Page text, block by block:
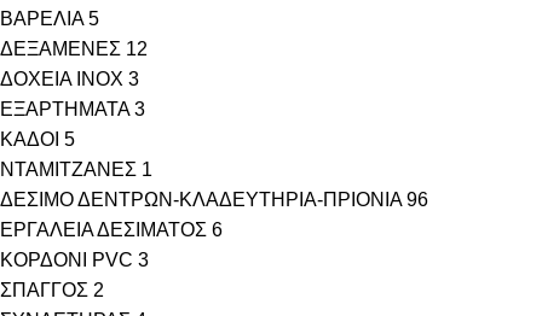
ΒΑΡΕΛΙΑ 5
ΔΕΞΑΜΕΝΕΣ 12
ΔΟΧΕΙΑ INOX 3
ΕΞΑΡΤΗΜΑΤΑ 3
ΚΑΔΟΙ 5
ΝΤΑΜΙΤΖΑΝΕΣ 1
ΔΕΣΙΜΟ ΔΕΝΤΡΩΝ-ΚΛΑΔΕΥΤΗΡΙΑ-ΠΡΙΟΝΙΑ 96
ΕΡΓΑΛΕΙΑ ΔΕΣΙΜΑΤΟΣ 6
ΚΟΡΔΟΝΙ PVC 3
ΣΠΑΓΓΟΣ 2